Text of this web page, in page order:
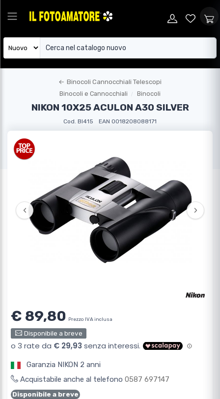
← Binocoli Cannocchiali Telescopi
Binocoli e Cannocchiali
Binocoli
NIKON 10X25 ACULON A30 SILVER
Cod. BI415 EAN 0018208088171
‹ ›
€ 89,80 Prezzo IVA inclusa
Disponibile a breve
Garanzia NIKON 2 anni
Acquistabile anche al telefono 0587 697147
Disponibile a breve